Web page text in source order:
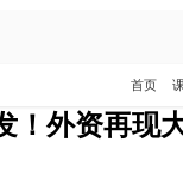
首页
！外资再现